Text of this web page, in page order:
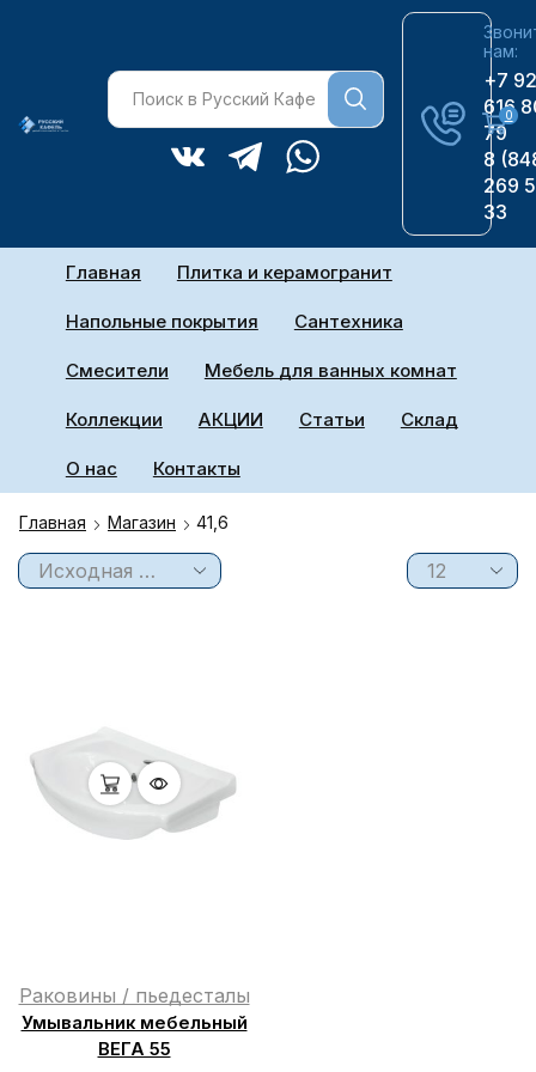
нам:
+7
616
79
8
269
33
0
Главная Плитка и керамогранит
Напольные покрытия Сантехника
Смесители Мебель для ванных комнат
Коллекции АКЦИИ Статьи Склад
О нас Контакты
Главная Магазин 41,6
Раковины / пьедесталы
Умывальник мебельный
ВЕГА 55